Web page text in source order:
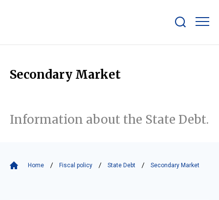
bar
Secondary Market
Information about the State Debt.
Home Fiscal policy State Debt Secondary Market